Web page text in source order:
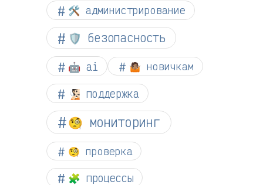
🛠️ администрирование
🛡️ безопасность
🤖 ai 🤷🏽 новичкам
🧏🏻 поддержка
🧐 мониторинг
🧐 проверка
🧩 процессы